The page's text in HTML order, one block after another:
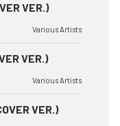
VER.)
Various Artists
VER.)
Various Artists
VER.)